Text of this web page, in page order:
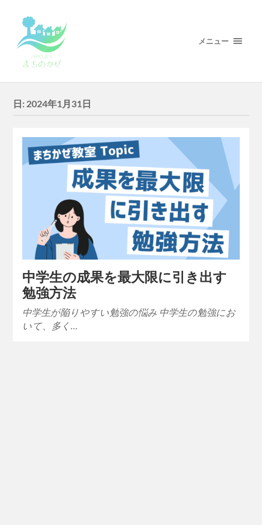
メニュー
日: 2024年1月31日
中学生の成果を最大限に引き出す
勉強方法
中学生が陥りやすい勉強の悩み 中学生の勉強にお
いて、多く…